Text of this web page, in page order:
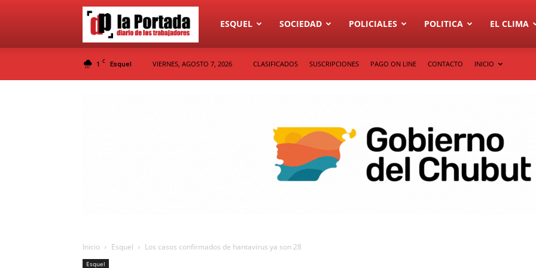
Diario
La
ESQUEL SOCIEDAD POLICIALES POLITICA EL CLIMA
1 C Esquel VIERNES, AGOSTO 7, 2026 CLASIFICADOS SUSCRIPCIONES PAGO ON LINE CONTACTO INICIO
Inicio Esquel Los casos confirmados de hantavirus ya son 28
Esquel